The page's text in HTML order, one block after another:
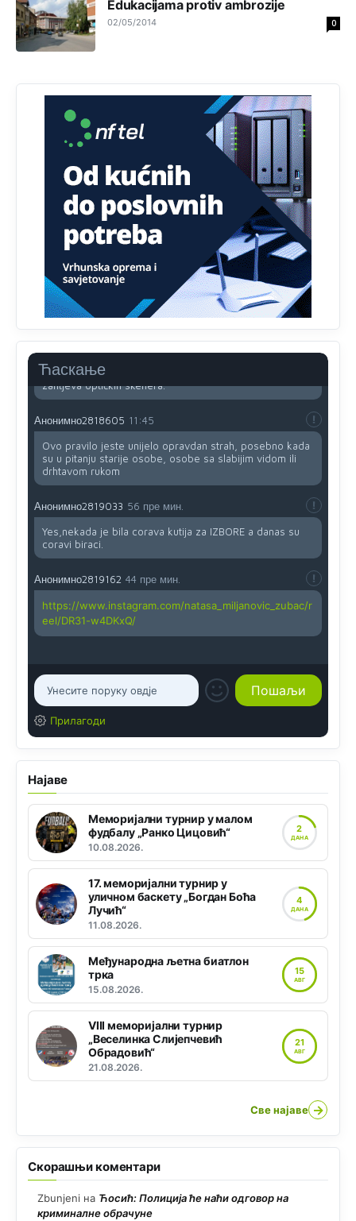
Edukacijama protiv ambrozije
02/05/2014 0
Ћаскање
zapravo glasaju po nalogu političkih partija, a ne po želji
birača).
Анонимно2818605
nepismeno, što čini 38,7% ukupnog stanovništva starijeg
od 10 godina
Анонимно2818605
Prema podacima o informaciono-komunikacionim
tehnologijama, čak 33,4% domaćinstava u BiH uopšte
nema pristup računaru bilo koje vrste (desktop, laptop ili
tablet
Анонимно2818605
11:34
Najveći dio populacije starije od 65 godina uopšte ne
koristi internet, niti ima pristup računarima
Анонимно2818605 11:45
obojiti (popuniti) uvedeno je isključivo zbog tehničkih
zahtjeva optičkih skenera.
Анонимно2818605 11:45
Ovo pravilo jeste unijelo opravdan strah, posebno kada
su u pitanju starije osobe, osobe sa slabijim vidom ili
drhtavom rukom
Анонимно2819033 56 пре мин.
Yes,nekada je bila corava kutija za IZBORE a danas su
coravi biraci.
Анонимно2819162 44 пре мин.
https://www.instagram.com/natasa_miljanovic_zubac/r
eel/DR31-w4DKxQ/
Прилагоди
Најаве
Меморијални турнир у малом
фудбалу „Ранко Цицовић“
10.08.2026.
2
ДАНА
17. меморијални турнир у
уличном баскету „Богдан Боћа
Лучић“
11.08.2026.
4
ДАНА
Међународна љетна биатлон
трка
15.08.2026.
15
АВГ
VIII меморијални турнир
„Веселинка Слијепчевић
Обрадовић“
21.08.2026.
21
АВГ
Све најаве →
Скорашњи коментари
Zbunjeni на Ћосић: Полиција ће наћи одговор на
криминалне обрачуне